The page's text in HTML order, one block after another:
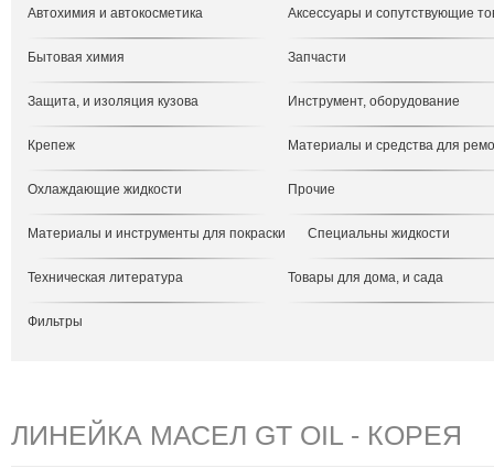
Автохимия и автокосметика Аксессуары и сопутствующие
Бытовая химия Запчасти
Защита, и изоляция кузова Инструмент, оборудование
Крепеж Материалы и средства для
Охлаждающие жидкости Прочие
Материалы и инструменты для покраски Специальны жидкости
Техническая литература Товары для дома, и сада
Фильтры
ЛИНЕЙКА МАСЕЛ GT OIL - КОРЕЯ